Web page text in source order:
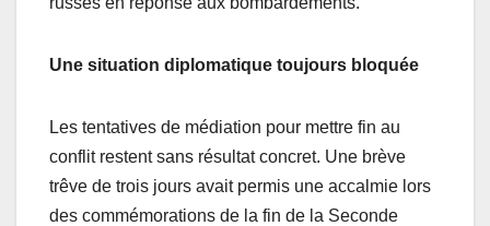
Une situation diplomatique toujours bloquée
Les tentatives de médiation pour mettre fin au
conflit restent sans résultat concret. Une brève
trêve de trois jours avait permis une accalmie lors
des commémorations de la fin de la Seconde